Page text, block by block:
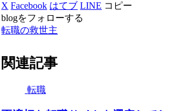
X Facebook はてブ LINE コピー
blogをフォローする
転職の救世主
関連記事
転職